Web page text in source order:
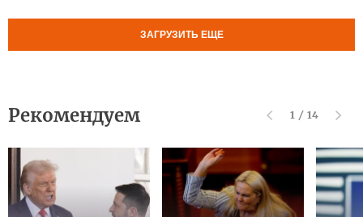
ЗАГРУЗИТЬ ЕЩЕ
Рекомендуем 1 / 14